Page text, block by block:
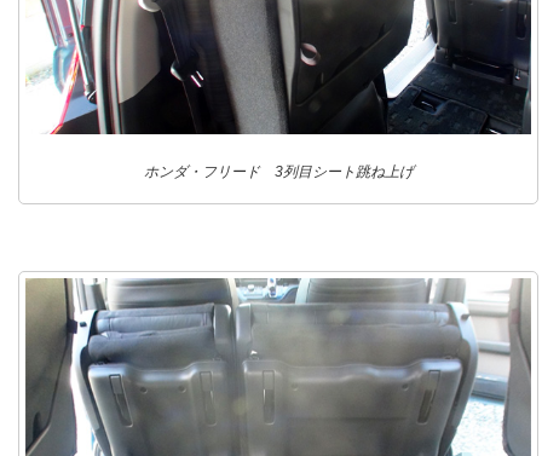
ホンダ・フリード 3列目シート跳ね上げ